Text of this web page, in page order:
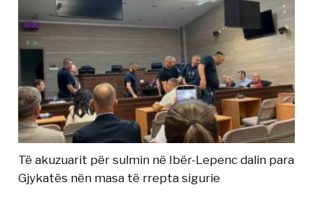
Të akuzuarit për sulmin në Ibër-Lepenc dalin para
Gjykatës nën masa të rrepta sigurie